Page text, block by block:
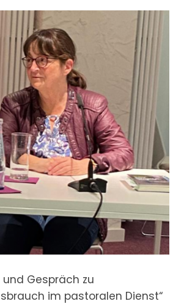
und Gespräch zu
im pastoralen Dienst“